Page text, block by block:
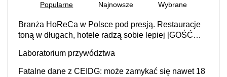
Popularne Najnowsze Wybrane
Branża HoReCa w Polsce pod presją. Restauracje
toną w długach, hotele radzą sobie lepiej [GOŚĆ
Laboratorium przywództwa
Fatalne dane z CEIDG: może zamykać się nawet 18